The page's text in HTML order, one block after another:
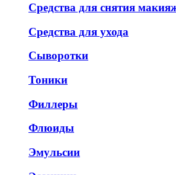
Средства для снятия
Средства для ухода
Сыворотки
Тоники
Филлеры
Флюиды
Эмульсии